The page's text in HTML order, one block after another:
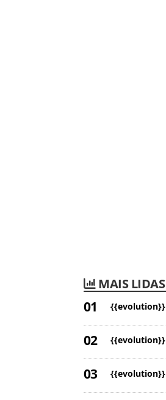
MAIS LIDAS
{{evolution}}
{{evolution}}
{{evolution}}